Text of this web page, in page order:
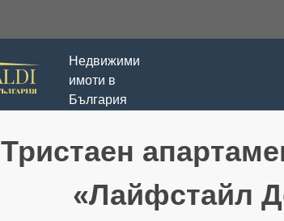
Недвижими
имоти в
България
Тристаен
«Лайфстайл